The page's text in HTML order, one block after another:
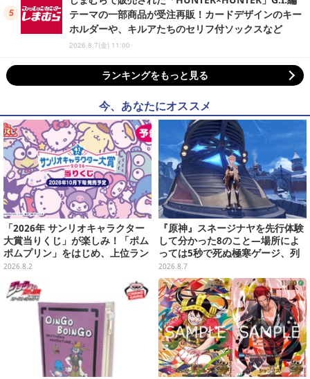
テーマの一部商品が受注再販！カードデザインのキー
ホルダーや、キルアたちのセリフ付ソックスなど
2026.8.7(金) 11:00
ランキングをもっと見る
今、あなたにオススメ
「2026年 サンリオキャラクター
大賞当りくじ」が楽しみ！「ポム
ポムプリン」をはじめ、上位ラン
クインが登場するスペシャル企画
2026.8.2
『原神』スネージナヤを先行体験
して分かった8のこと―場所によ
っては5秒で死ぬ極寒ゲージ、列
車は“ダイナミック途中下車”可能
など自由度高め
2026.8.7